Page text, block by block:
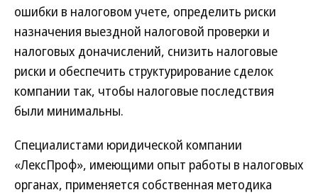
ошибки в налоговом учете, определить риски
назначения выездной налоговой проверки и
налоговых доначислений, снизить налоговые
риски и обеспечить структурирование сделок
компании так, чтобы налоговые последствия
были минимальны.
Специалистами юридической компании
«ЛексПроф», имеющими опыт работы в налоговых
органах, применяется собственная методика